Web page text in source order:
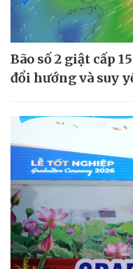
Bão số 2 giật cấp
đổi hướng và suy